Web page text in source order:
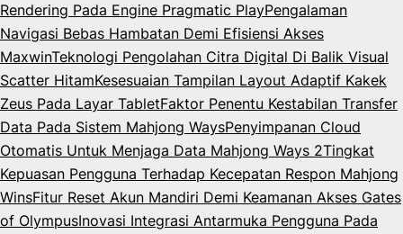
Rendering Pada Engine Pragmatic PlayPengalaman
Navigasi Bebas Hambatan Demi Efisiensi Akses
MaxwinTeknologi Pengolahan Citra Digital Di Balik Visual
Scatter HitamKesesuaian Tampilan Layout Adaptif Kakek
Zeus Pada Layar TabletFaktor Penentu Kestabilan Transfer
Data Pada Sistem Mahjong WaysPenyimpanan Cloud
Otomatis Untuk Menjaga Data Mahjong Ways 2Tingkat
Kepuasan Pengguna Terhadap Kecepatan Respon Mahjong
WinsFitur Reset Akun Mandiri Demi Keamanan Akses Gates
of OlympusInovasi Integrasi Antarmuka Pengguna Pada